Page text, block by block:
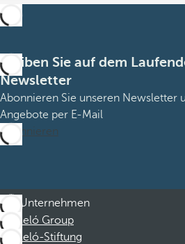
Bleiben Sie auf dem
Newsletter
Abonnieren Sie unseren Newsletter
Angebote per E-Mail
Abonnieren
Unternehmen
Barceló Group
Barceló-Stiftung